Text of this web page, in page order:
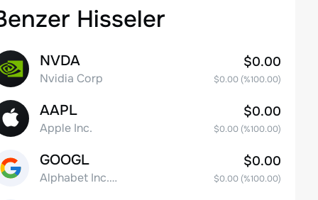
Hisseler
NVDA
Nvidia Corp
$0.00
$0.00(%100.00)
AAPL
Apple Inc.
$0.00
$0.00(%100.00)
GOOGL
Alphabet Inc. Class A Common Stock
$0.00
$0.00(%100.00)